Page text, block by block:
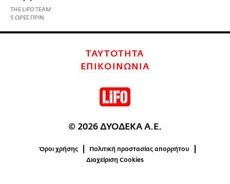
THE LIFO TEAM
5 ΩΡΕΣ ΠΡΙΝ
ΤΑΥΤΟΤΗΤΑ
ΕΠΙΚΟΙΝΩΝΙΑ
© 2026 ΔΥΟΔΕΚΑ Α.Ε.
Όροι χρήσης
Πολιτική προστασίας απορρήτου
Διαχείριση Cookies